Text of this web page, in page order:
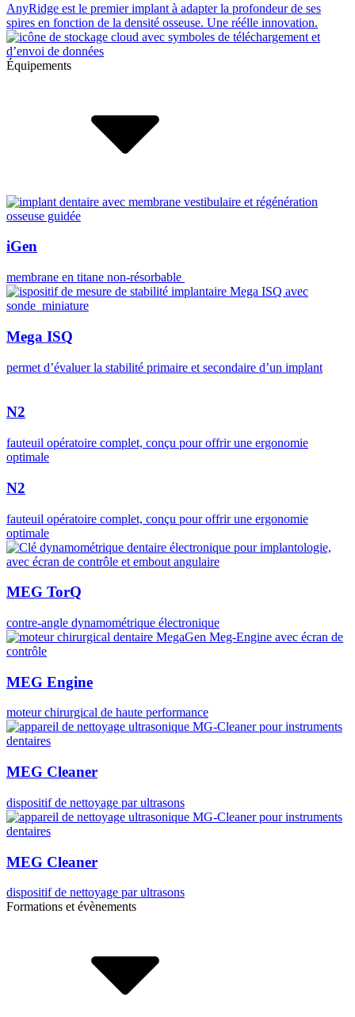
AnyRidge est le premier implant à adapter la profondeur de ses
spires en fonction de la densité osseuse. Une réélle innovation.
Équipements
iGen
membrane en titane non-résorbable
Mega ISQ
permet d’évaluer la stabilité primaire et secondaire d’un implant
N2
fauteuil opératoire complet, conçu pour offrir une ergonomie
optimale
N2
fauteuil opératoire complet, conçu pour offrir une ergonomie
optimale
MEG TorQ
contre-angle dynamométrique électronique
MEG Engine
moteur chirurgical de haute performance
MEG Cleaner
dispositif de nettoyage par ultrasons
MEG Cleaner
dispositif de nettoyage par ultrasons
Formations et évènements